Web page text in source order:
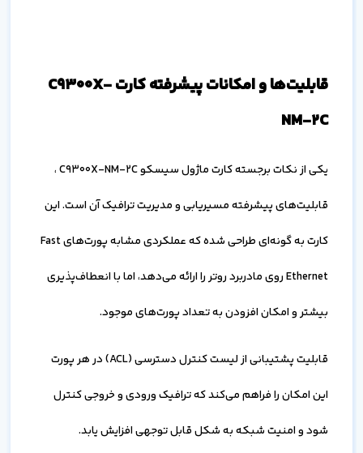
قابلیت‌ها و امکانات پیشرفته کارت C9300X-
NM-2C
یکی از نکات برجسته کارت ماژول سیسکو C9300X-NM-2C ،
قابلیت‌های پیشرفته مسیریابی و مدیریت ترافیک آن است. این
کارت به گونه‌ای طراحی شده که عملکردی مشابه پورت‌های Fast
Ethernet روی مادربرد روتر را ارائه می‌دهد، اما با انعطاف‌پذیری
بیشتر و امکان افزودن به تعداد پورت‌های موجود.
قابلیت پشتیبانی از لیست کنترل دسترسی (ACL) در هر پورت
این امکان را فراهم می‌کند که ترافیک ورودی و خروجی کنترل
شود و امنیت شبکه به شکل قابل توجهی افزایش یابد.